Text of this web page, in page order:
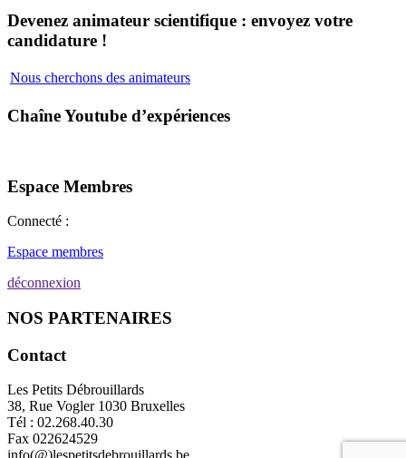
Devenez animateur scientifique : envoyez votre
candidature !
Nous cherchons des animateurs
Chaîne Youtube d’expériences
Espace Membres
Connecté :
Espace membres
déconnexion
NOS PARTENAIRES
Contact
Les Petits Débrouillards
38, Rue Vogler 1030 Bruxelles
Tél : 02.268.40.30
Fax 022624529